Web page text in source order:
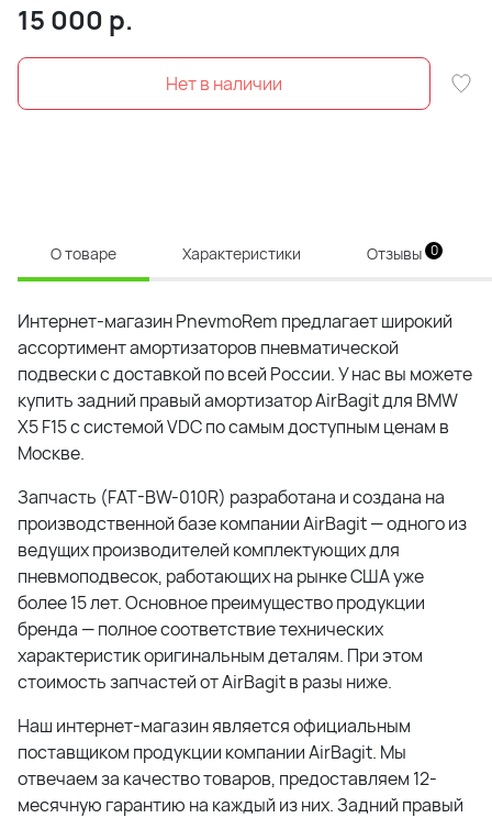
15 000 р.
О товаре Характеристики Отзывы 0
Интернет-магазин PnevmoRem предлагает широкий
ассортимент амортизаторов пневматической
подвески с доставкой по всей России. У нас вы можете
купить задний правый амортизатор AirBagit для BMW
X5 F15 с системой VDC по самым доступным ценам в
Москве.
Запчасть (FAT-BW-010R) разработана и создана на
производственной базе компании AirBagit — одного из
ведущих производителей комплектующих для
пневмоподвесок, работающих на рынке США уже
более 15 лет. Основное преимущество продукции
бренда — полное соответствие технических
характеристик оригинальным деталям. При этом
стоимость запчастей от AirBagit в разы ниже.
Наш интернет-магазин является официальным
поставщиком продукции компании AirBagit. Мы
отвечаем за качество товаров, предоставляем 12-
месячную гарантию на каждый из них. Задний правый